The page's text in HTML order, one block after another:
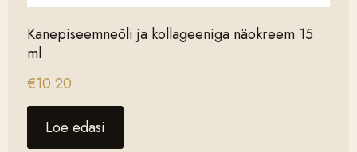
Kanepiseemneõli ja kollageeniga näokreem 15
ml
€10.20
Loe edasi